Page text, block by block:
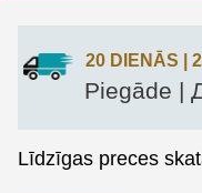
20 DIENĀS |
Piegāde |
Līdzīgas preces